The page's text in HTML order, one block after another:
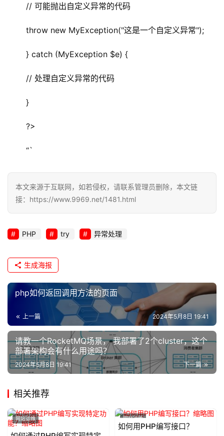
// 可能抛出自定义异常的代码
throw new MyException("这是一个自定义异常");
} catch (MyException $e) {
// 处理自定义异常的代码
}
?>
“`
本文来源于互联网，如若侵权，请联系管理员删除，本文链
接：https://www.9969.net/1481.html
PHP try 异常处理
生成海报
php如何返回调用方法的页面
上一篇 2024年5月8日 19:41
请教一个RocketMQ场景， 我部署了2个cluster，这个
部署架构会有什么用途吗？
下一篇
2024年5月8日 19:41
相关推荐
网站运维 网站运维
如何用PHP编写接口？